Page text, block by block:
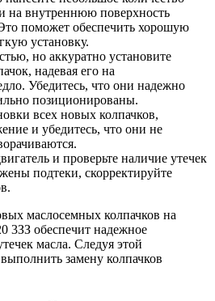
на внутреннюю поверхность
поможет обеспечить хорошую
установку.
но аккуратно установите
надевая его на
Убедитесь, что они надежно
позиционированы.
всех новых колпачков,
и убедитесь, что они не
и проверьте наличие утечек
подтеки, скорректируйте
маслосемных колпачков на
3ЗЗ обеспечит надежное
масла. Следуя этой
замену колпачков